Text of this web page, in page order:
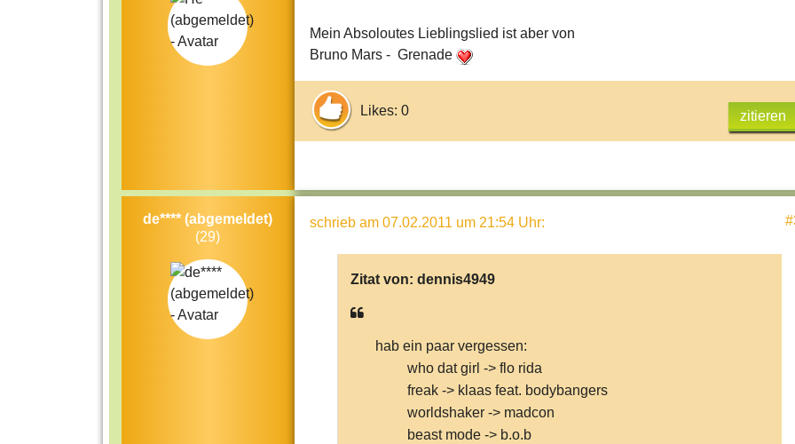
Mein Absoloutes Lieblingslied ist aber von
Bruno Mars - Grenade
Likes: 0 zitieren
de**** (abgemeldet)
(29)
schrieb am 07.02.2011 um 21:54 Uhr:
Zitat von: dennis4949
hab ein paar vergessen:
who dat girl -> flo rida
freak -> klaas feat. bodybangers
worldshaker -> madcon
beast mode -> b.o.b